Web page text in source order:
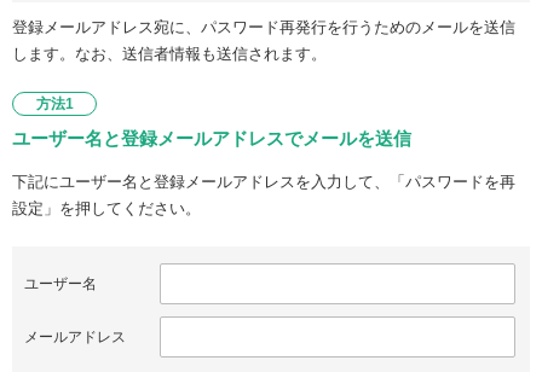
登録メールアドレス宛に、パスワード再発行を行うためのメールを送信
します。なお、送信者情報も送信されます。
方法1
ユーザー名と登録メールアドレスでメールを送信
下記にユーザー名と登録メールアドレスを入力して、「パスワードを再
設定」を押してください。
ユーザー名
メールアドレス